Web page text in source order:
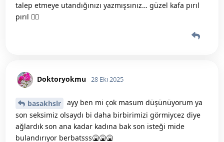
talep etmeye utandığınızı yazmışsınız… güzel kafa pırıl
pırıl 👌🏼
Doktoryokmu 28 Eki 2025
basakhslr
ayy ben mi çok masum düşünüyorum ya
son seksimiz olsaydı bi daha birbirimizi görmiycez diye
ağlardık son ana kadar kadına bak son isteği mide
bulandırıyor berbatsss🤮🤮🤮